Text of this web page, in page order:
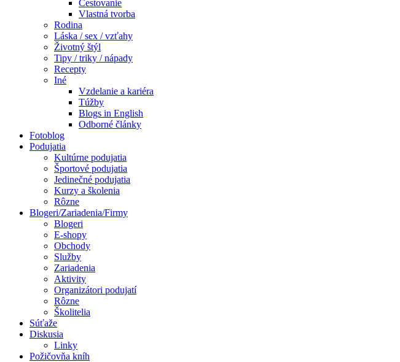
Cestovanie
Vlastná tvorba
Rodina
Láska / sex / vzťahy
Životný štýl
Tipy / triky / nápady
Recepty
Iné
Vzdelanie a kariéra
Túžby
Blogs in English
Odborné články
Fotoblog
Podujatia
Kultúrne podujatia
Športové podujatia
Jedinečné podujatia
Kurzy a školenia
Rôzne
Blogeri/Zariadenia/Firmy
Blogeri
E-shopy
Obchody
Služby
Zariadenia
Aktivity
Organizátori podujatí
Rôzne
Školitelia
Súťaže
Diskusia
Linky
Požičovňa kníh